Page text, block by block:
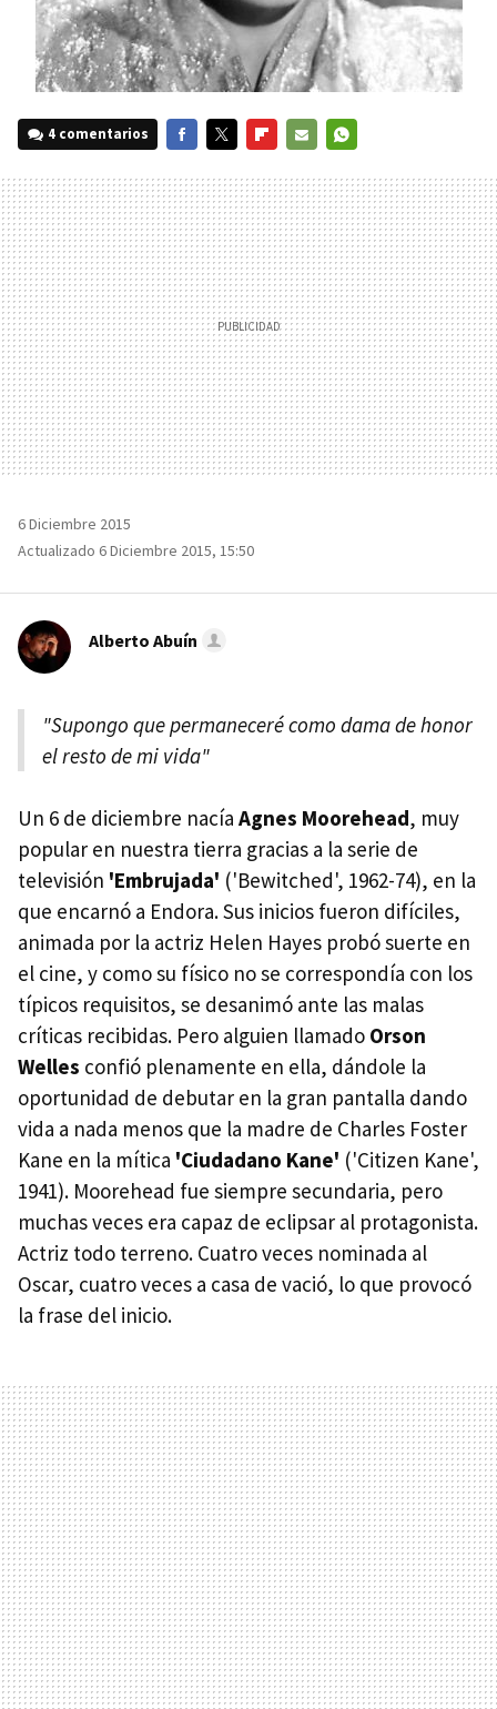
4 comentarios
MAIL
6 Diciembre 2015
Actualizado 6 Diciembre 2015, 15:50
Alberto Abuín
"Supongo que permaneceré como dama de honor
el resto de mi vida"
Un 6 de diciembre nacía Agnes Moorehead, muy
popular en nuestra tierra gracias a la serie de
televisión 'Embrujada' ('Bewitched', 1962-74), en la
que encarnó a Endora. Sus inicios fueron difíciles,
animada por la actriz Helen Hayes probó suerte en
el cine, y como su físico no se correspondía con los
típicos requisitos, se desanimó ante las malas
críticas recibidas. Pero alguien llamado Orson
Welles confió plenamente en ella, dándole la
oportunidad de debutar en la gran pantalla dando
vida a nada menos que la madre de Charles Foster
Kane en la mítica 'Ciudadano Kane' ('Citizen Kane',
1941). Moorehead fue siempre secundaria, pero
muchas veces era capaz de eclipsar al protagonista.
Actriz todo terreno. Cuatro veces nominada al
Oscar, cuatro veces a casa de vació, lo que provocó
la frase del inicio.